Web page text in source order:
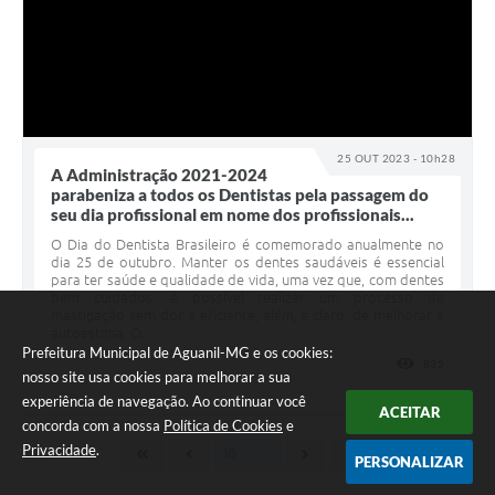
Prefeitura Municipal de Aguanil-MG e os cookies:
nosso site usa cookies para melhorar a sua
experiência de navegação. Ao continuar você
concorda com a nossa Política de Cookies e
Privacidade.
ACEITAR
PERSONALIZAR
25 OUT 2023 - 10h28
A Administração 2021-2024
parabeniza a todos os Dentistas pela passagem do
seu dia profissional em nome dos profissionais...
O Dia do Dentista Brasileiro é comemorado anualmente no
dia 25 de outubro. Manter os dentes saudáveis é essencial
para ter saúde e qualidade de vida, uma vez que, com dentes